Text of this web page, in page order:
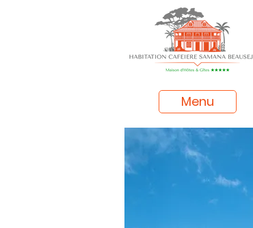
Menu